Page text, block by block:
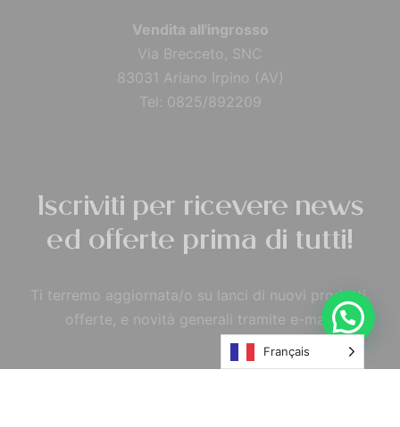
Vendita all'ingrosso
Via Brecceto, SNC
83031 Ariano Irpino (AV)
Tel: 0825/892209
Iscriviti per ricevere news
ed offerte prima di tutti!
Ti terremo aggiornata/o su lanci di nuovi prodotti,
offerte, e novità generali tramite e-mail.
Français